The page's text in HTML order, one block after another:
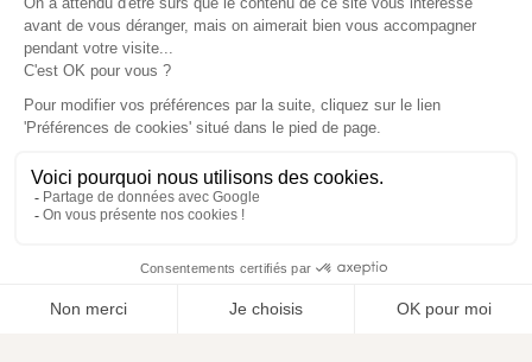
Aide & Conseils
Paiement sécurisé
© Ducatillon 2026